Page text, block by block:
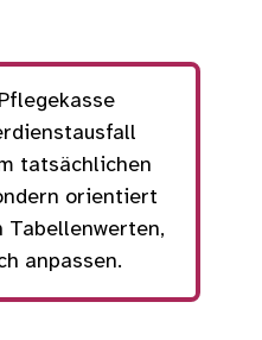
tatsächlichen
orientiert
Tabellenwerten,
anpassen.